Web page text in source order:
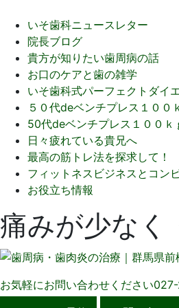
いそ歯科ニュースレター
院長ブログ
貴方が知りたい歯周病の話
お口のケアと歯の雑学
いそ歯科式パーフェクトダイ
５０代deベンチプレス１００
50代deベンチプレス１００ｋ
日々疲れている貴兄へ
最高の筋トレ法を探求して！
フィットネスビジネスとコン
お役立ち情報
痛みが少なく
お気軽にお問い合わせください